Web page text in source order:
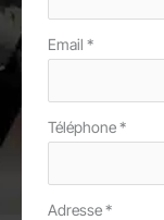
Email *
Téléphone*
Adresse*